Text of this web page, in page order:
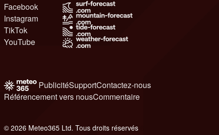
Facebook
Instagram
TikTok
YouTube
PublicitéSupportContactez-nous
Référencement vers nousCommentaire
© 2026 Meteo365 Ltd. Tous droits réservés